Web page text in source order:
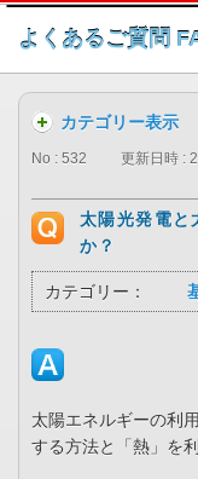
よくあるご質問
カテゴリー表示
No : 532 更新日時 :
太陽光発電と
か？
カテゴリー：
太陽エネルギーの利
する方法と「熱」を